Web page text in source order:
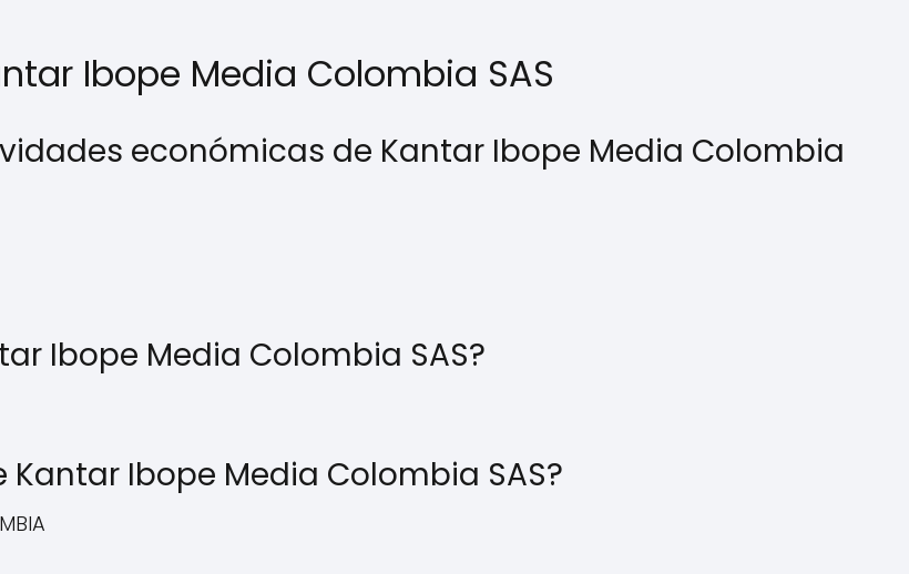
Ibope Media Colombia SAS
económicas de Kantar Ibope Media Colombia
Ibope Media Colombia SAS?
Ibope Media Colombia SAS?